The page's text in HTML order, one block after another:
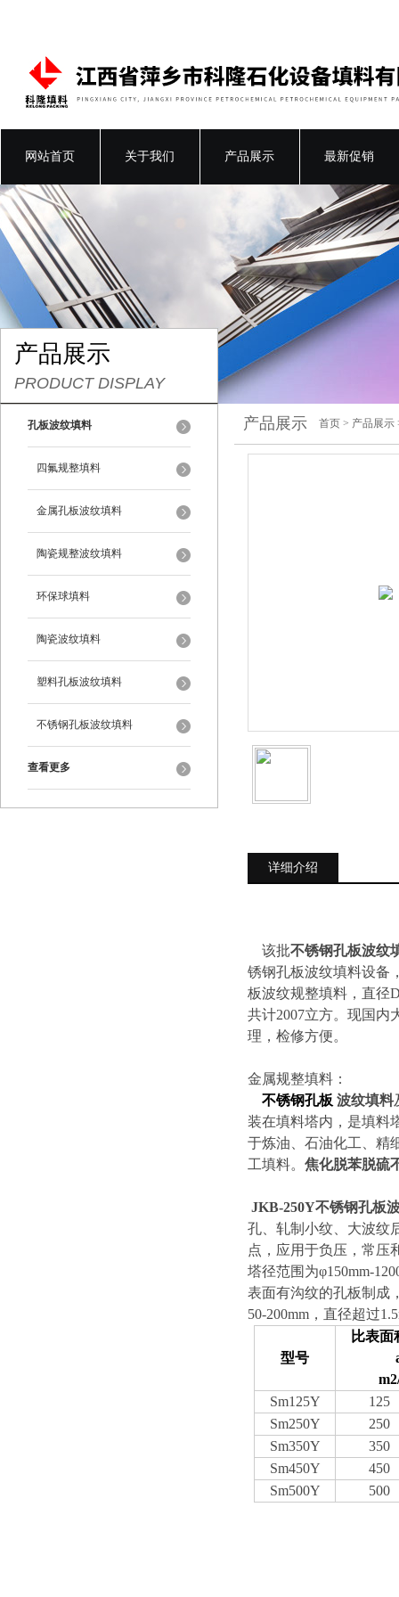
网站首页 关于我们 产品展示 最新促销
产品展示
PRODUCT DISPLAY
孔板波纹填料
四氟规整填料
金属孔板波纹填料
陶瓷规整波纹填料
环保球填料
陶瓷波纹填料
塑料孔板波纹填料
不锈钢孔板波纹填料
查看更多
产品展示 首页 > 产品展示
详细介绍
该批不锈钢孔板波纹
锈钢孔板波纹填料设备
板波纹规整填料，直径
共计2007立方。现国内
理，检修方便。
金属规整填料：
不锈钢孔板 波纹填料
装在填料塔内，是填料
于炼油、石油化工、精
工填料。 焦化脱苯脱硫
JKB-250Y不锈钢孔板
孔、轧制小纹、大波纹
点，应用于负压，常压
塔径范围为φ150mm-
表面有沟纹的孔板制成
50-200mm，直径超过
型号
比表面
Sm125Y
125
Sm250Y
250
Sm350Y
350
Sm450Y
450
Sm500Y
500